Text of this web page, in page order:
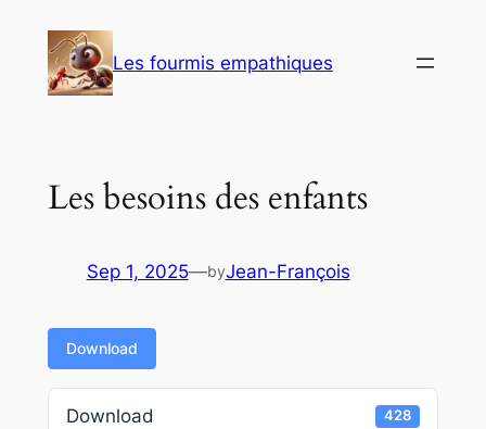
content
Les fourmis empathiques
Les besoins des enfants
Sep 1, 2025—byJean-François
Download
Download 428